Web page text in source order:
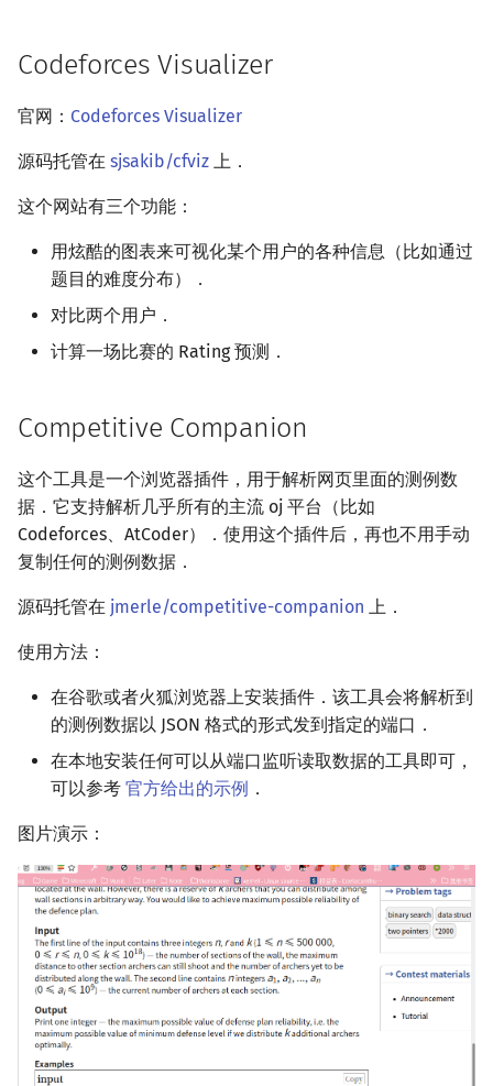
Codeforces Visualizer
官网： Codeforces Visualizer
源码托管在 sjsakib/cfviz 上．
这个网站有三个功能：
用炫酷的图表来可视化某个用户的各种信息（比如通过
题目的难度分布）．
对比两个用户．
计算一场比赛的 Rating 预测．
Competitive Companion
这个工具是一个浏览器插件，用于解析网页里面的测例数
据．它支持解析几乎所有的主流 oj 平台（比如
Codeforces、AtCoder）．使用这个插件后，再也不用手动
复制任何的测例数据．
源码托管在 jmerle/competitive-companion 上．
使用方法：
在谷歌或者火狐浏览器上安装插件．该工具会将解析到
的测例数据以 JSON 格式的形式发到指定的端口．
在本地安装任何可以从端口监听读取数据的工具即可，
可以参考 官方给出的示例 ．
图片演示：